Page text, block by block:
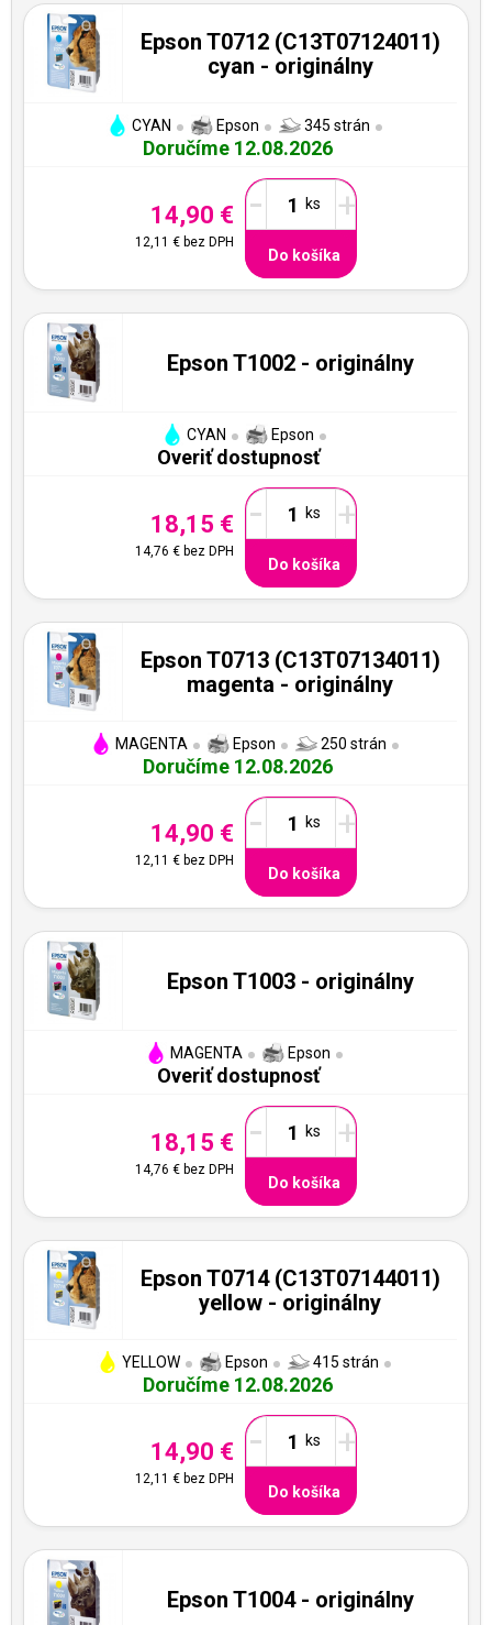
Epson T0712 (C13T07124011)
cyan - originálny
CYAN Epson 345 strán
Doručíme 12.08.2026
14,90 €
12,11 € bez DPH
- +
Do košíka
Epson T1002 - originálny
CYAN Epson
Overiť dostupnosť
18,15 €
14,76 € bez DPH
- +
Do košíka
Epson T0713 (C13T07134011)
magenta - originálny
MAGENTA Epson 250 strán
Doručíme 12.08.2026
14,90 €
12,11 € bez DPH
- +
Do košíka
Epson T1003 - originálny
MAGENTA Epson
Overiť dostupnosť
18,15 €
14,76 € bez DPH
- +
Do košíka
Epson T0714 (C13T07144011)
yellow - originálny
YELLOW Epson 415 strán
Doručíme 12.08.2026
14,90 €
12,11 € bez DPH
- +
Do košíka
Epson T1004 - originálny